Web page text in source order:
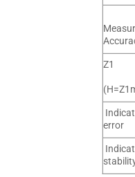
Z1
error